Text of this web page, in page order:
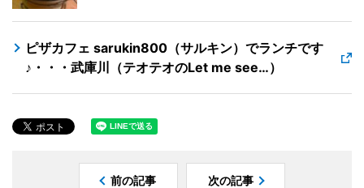
ピザカフェ sarukin800（サルキン）でランチです
♪・・・武庫川（テオテオのLet me see…）
前の記事 次の記事